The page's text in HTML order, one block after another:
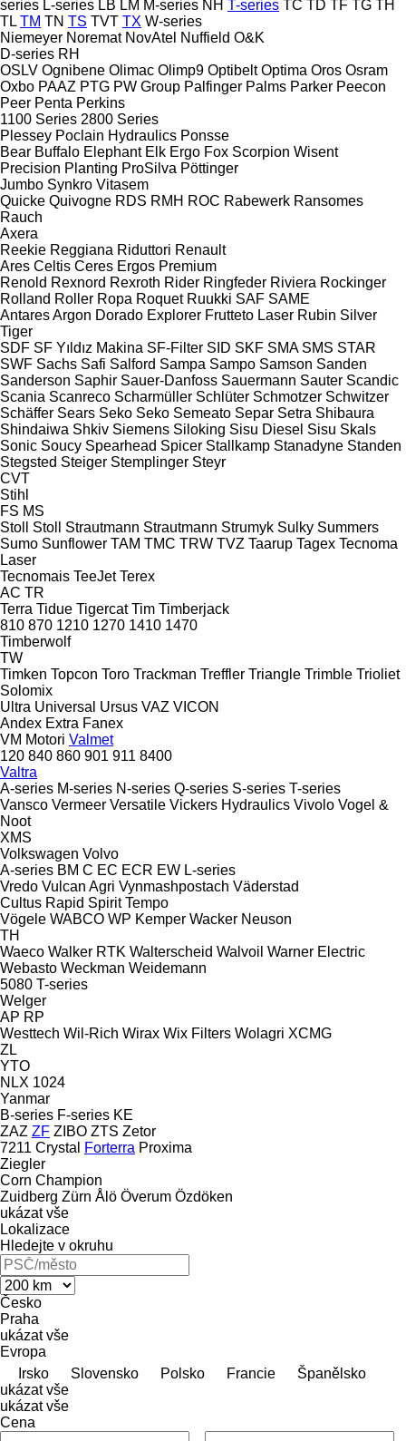
series L-series LB LM M-series NH T-series TC TD TF TG TH
TL TM TN TS TVT TX W-series
Niemeyer Noremat NovAtel Nuffield O&K
D-series RH
OSLV Ognibene Olimac Olimp9 Optibelt Optima Oros Osram
Oxbo PAAZ PTG PW Group Palfinger Palms Parker Peecon
Peer Penta Perkins
1100 Series 2800 Series
Plessey Poclain Hydraulics Ponsse
Bear Buffalo Elephant Elk Ergo Fox Scorpion Wisent
Precision Planting ProSilva Pöttinger
Jumbo Synkro Vitasem
Quicke Quivogne RDS RMH ROC Rabewerk Ransomes
Rauch
Axera
Reekie Reggiana Riduttori Renault
Ares Celtis Ceres Ergos Premium
Renold Rexnord Rexroth Rider Ringfeder Riviera Rockinger
Rolland Roller Ropa Roquet Ruukki SAF SAME
AntaresArgon Dorado Explorer Frutteto Laser Rubin Silver
Tiger
SDF SF Yıldız Makina SF-Filter SID SKF SMA SMS STAR
SWF Sachs Safi Salford Sampa Sampo Samson Sanden
Sanderson Saphir Sauer-Danfoss Sauermann Sauter Scandic
Scania Scanreco Scharmüller Schlüter Schmotzer Schwitzer
Schäffer Sears Seko Seko Semeato Separ Setra Shibaura
Shindaiwa Shkiv Siemens Siloking Sisu Diesel Sisu Skals
Sonic Soucy Spearhead Spicer Stallkamp Stanadyne Standen
Stegsted Steiger Stemplinger Steyr
CVT
Stihl
FS MS
Stoll
Stoll Strautmann Strautmann Strumyk Sulky Summers
Sumo Sunflower TAM TMC TRW TVZ Taarup Tagex Tecnoma
Laser
Tecnomais TeeJet Terex
AC TR
Terra Tidue Tigercat Tim Timberjack
810 870 1210 1270 1410 1470
Timberwolf
TW
Timken Topcon Toro Trackman Treffler Triangle Trimble Trioliet
Solomix
Ultra Universal Ursus VAZ VICON
Andex Extra Fanex
VM Motori Valmet
120 840 860 901 911 8400
Valtra
A-series M-series N-series Q-series S-series T-series
Vansco Vermeer Versatile Vickers Hydraulics Vivolo Vogel &
Noot
XMS
Volkswagen Volvo
A-series BM C EC ECR EW L-series
Vredo Vulcan Agri Vynmashpostach Väderstad
Cultus Rapid Spirit Tempo
Vögele WABCO WP Kemper Wacker Neuson
TH
Waeco Walker RTK Walterscheid Walvoil Warner Electric
Webasto Weckman Weidemann
5080 T-series
Welger
AP RP
Westtech Wil-Rich Wirax Wix Filters Wolagri XCMG
ZL
YTO
NLX 1024
Yanmar
B-series F-series KE
ZAZ ZF ZIBO ZTS Zetor
7211 Crystal Forterra Proxima
Ziegler
Corn Champion
Zuidberg Zürn Ålö Överum Özdöken
ukázat vše
Lokalizace
Hledejte v okruhu
Česko
Praha
ukázat vše
Evropa
Irsko
Slovensko Polsko Francie
Španělsko
ukázat vše
ukázat vše
Cena